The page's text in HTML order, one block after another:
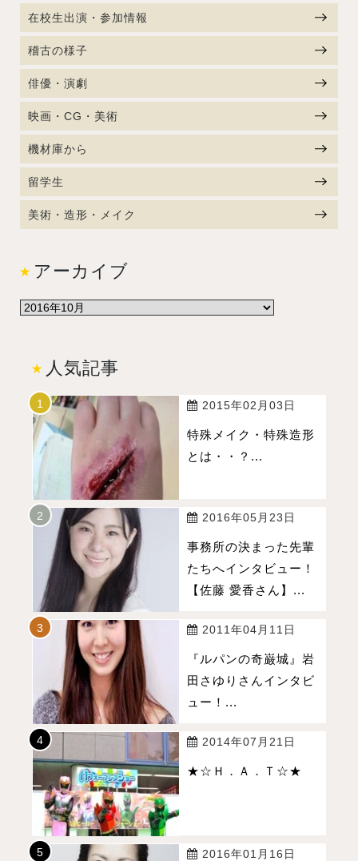
在校生出演・参加情報
稽古の様子
俳優・演劇
映画・CG・美術
機材庫から
留学生
美術・造形・メイク
アーカイブ
人気記事
2015年02月03日
特殊メイク・特殊造形
とは・・？...
2016年05月23日
事務所の決まった先輩
たちへインタビュー！
【佐藤 愛香さん】...
2011年04月11日
『ルパンの奇巌城』岩
田さゆりさんインタビ
ュー！...
2014年07月21日
★☆Ｈ．Ａ．Ｔ☆★
2016年01月16日